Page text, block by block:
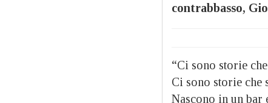
contrabbasso,
“Ci sono storie
Ci sono storie che
Nascono in un